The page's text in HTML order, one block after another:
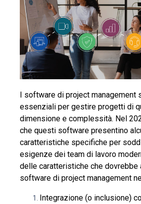
I software di project management
essenziali per gestire progetti di
dimensione e complessità. Nel
che questi software presentino
caratteristiche specifiche per
esigenze dei team di lavoro
delle caratteristiche che dovrebbe
software di project management
Integrazione (o inclusione)